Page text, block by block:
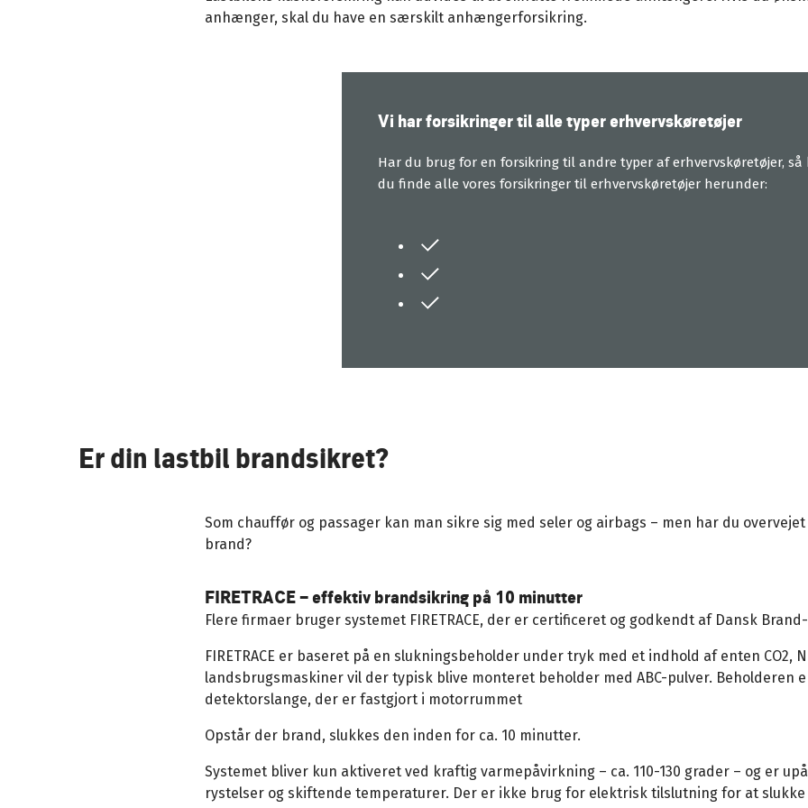
anhænger, skal du have en særskilt anhængerforsikring.
Vi har forsikringer til alle typer erhvervskøretøjer
Har du brug for en forsikring til andre typer af erhvervskøretøjer, så
du finde alle vores forsikringer til erhvervskøretøjer herunder:
Er din lastbil brandsikret?
Som chauffør og passager kan man sikre sig med seler og airbags – men har du
brand?
FIRETRACE – effektiv brandsikring på 10 minutter
Flere firmaer bruger systemet FIRETRACE, der er certificeret og godkendt af Dansk
FIRETRACE er baseret på en slukningsbeholder under tryk med et indhold af enten CO2,
landsbrugsmaskiner vil der typisk blive monteret beholder med ABC-pulver. Beholderen
detektorslange, der er fastgjort i motorrummet
Opstår der brand, slukkes den inden for ca. 10 minutter.
Systemet bliver kun aktiveret ved kraftig varmepåvirkning – ca. 110-130 grader – og er
rystelser og skiftende temperaturer. Der er ikke brug for elektrisk tilslutning for at